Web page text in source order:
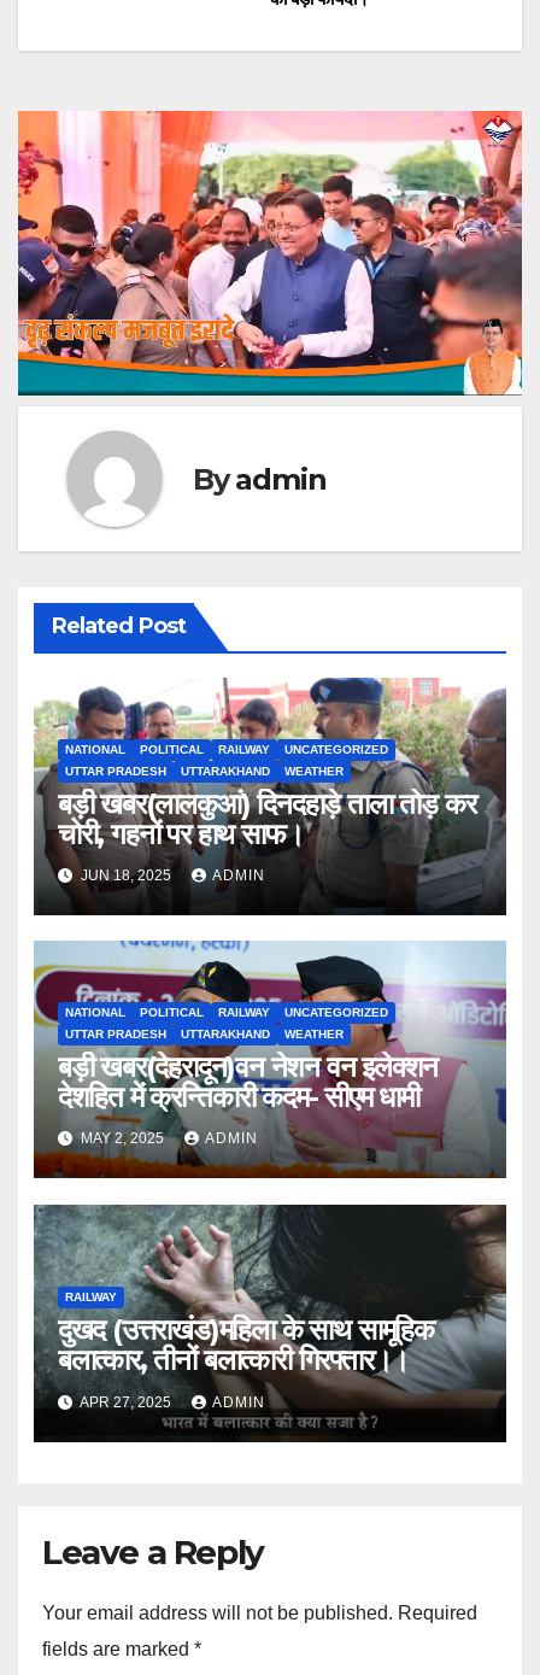
Byadmin
Related Post
NATIONAL POLITICAL RAILWAY
UNCATEGORIZED
UTTAR PRADESH
UTTARAKHAND WEATHER
बड़ी खबर(लालकुआं) दिनदहाड़े ताला तोड़ कर
चोरी, गहनों पर हाथ साफ।
JUN 18, 2025 ADMIN
NATIONAL POLITICAL RAILWAY
UNCATEGORIZED
UTTAR PRADESH
UTTARAKHAND WEATHER
बड़ी खबर(देहरादून)वन नेशन वन इलेक्शन
देशहित में क्रन्तिकारी कदम- सीएम धामी
MAY 2, 2025 ADMIN
RAILWAY
दुखद (उत्तराखंड)महिला के साथ सामूहिक
बलात्कार, तीनों बलात्कारी गिरफ्तार।।
APR 27, 2025 ADMIN
Leave a Reply
Your email address will not be published. Required
fields are marked *